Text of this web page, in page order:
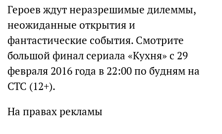
Героев ждут неразрешимые дилеммы,
неожиданные открытия и
фантастические события. Смотрите
большой финал сериала «Кухня» с 29
февраля 2016 года в 22:00 по будням на
СТС (12+).
На правах рекламы